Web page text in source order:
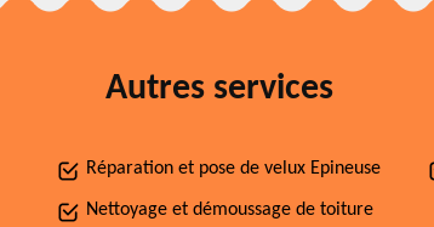
Autres services
Réparation et pose de velux Epineuse
Nettoyage et démoussage de toiture